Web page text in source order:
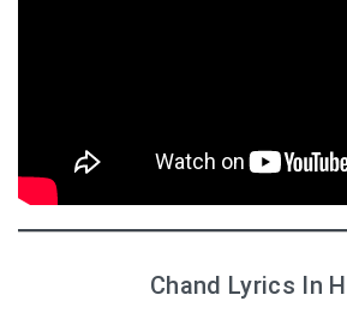
Chand Lyrics In